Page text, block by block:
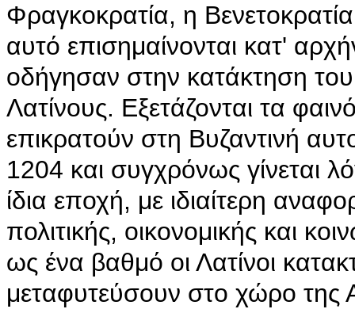
Φραγκοκρατία, η
αυτό επισημαίνονται κατ'
οδήγησαν στην κατάκτηση
Λατίνους. Εξετάζονται τα
επικρατούν στη Βυζαντινή
1204 και συγχρόνως γίνεται
ίδια εποχή, με ιδιαίτερη
πολιτικής, οικονομικής και
ως ένα βαθμό οι Λατίνοι
μεταφυτεύσουν στο χώρο της